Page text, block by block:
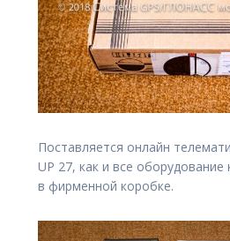
Поставляется онлайн
UP 27, как и все
в фирменной коробке.